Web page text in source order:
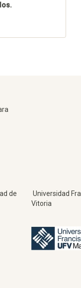
de
Universidad
Vitoria